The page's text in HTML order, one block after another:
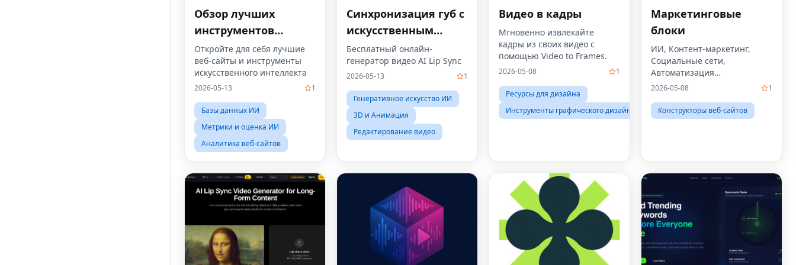
Обзор лучших
инструментов
искусственного
интеллекта
Откройте для себя лучшие
веб-сайты и инструменты
искусственного интеллекта
2026-05-13 1
Базы данных ИИ
Метрики и оценка ИИ
Аналитика веб-сайтов
Синхронизация губ с
искусственным
интеллектом
Бесплатный онлайн-
генератор видео AI Lip Sync
2026-05-13 1
Генеративное искусство ИИ
3D и Анимация
Редактирование видео
Видео в кадры
Мгновенно извлекайте
кадры из своих видео с
помощью Video to Frames.
2026-05-08 1
Ресурсы для дизайна
Инструменты графического дизайна
Маркетинговые
блоки
ИИ, Контент-маркетинг,
Социальные сети,
Автоматизация
Лидогенерация, Saas,
2026-05-08 1
Конструкторы веб-сайтов